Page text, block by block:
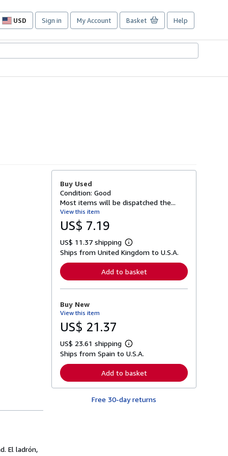
USD
Site
preferences
Sign in My Account Basket Help
El ladrón,
Buy Used
Condition: Good
Most items will be dispatched the...
View this item
US$ 7.19
US$ 11.37 shipping
L
e
n
o
t
s
p
p
i
n
g
Ships from United Kingdom to U.S.A.
Add to basket
Buy New
View this item
US$ 21.37
US$ 23.61 shipping
L
e
n
r
Ships from Spain to U.S.A.
Add to basket
Free 30-day returns